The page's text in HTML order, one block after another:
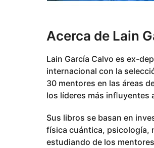
Acerca de Lain
Lain García Calvo es ex-
internacional con la
30 mentores en las áreas
los líderes más inﬂuyentes
Sus libros se basan en
física cuántica, psicología,
estudiando de los